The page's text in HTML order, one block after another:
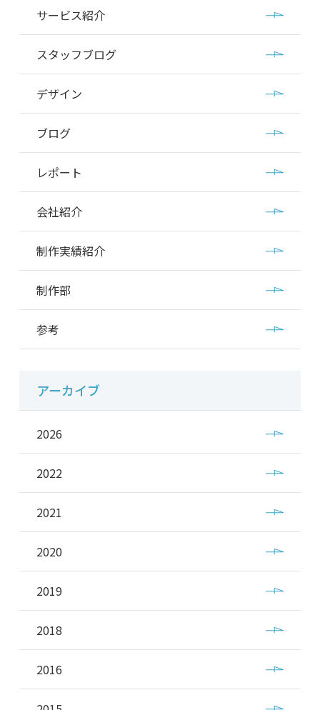
サービス紹介
スタッフブログ
デザイン
ブログ
レポート
会社紹介
制作実績紹介
制作部
参考
アーカイブ
2026
2022
2021
2020
2019
2018
2016